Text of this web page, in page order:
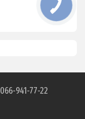
066-941-77-22